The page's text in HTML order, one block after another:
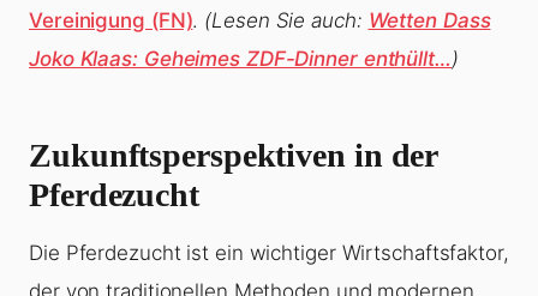
Vereinigung (FN). (Lesen Sie auch: Wetten Dass
Joko Klaas: Geheimes ZDF-Dinner enthüllt…)
Zukunftsperspektiven in der
Pferdezucht
Die Pferdezucht ist ein wichtiger Wirtschaftsfaktor,